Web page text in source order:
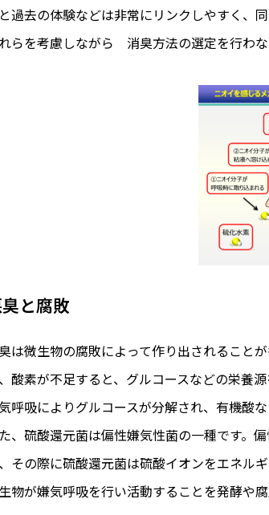
過去の体験などは非常にリンクしやすく、
らを考慮しながら 消臭方法の選定を行わな
と腐敗
は微生物の腐敗によって作り出されること
酸素が不足すると、グルコースなどの栄養
呼吸によりグルコースが分解され、有機酸
、硫酸還元菌は偏性嫌気性菌の一種です。
その際に硫酸還元菌は硫酸イオンをエネル
物が嫌気呼吸を行い活動することを発酵や